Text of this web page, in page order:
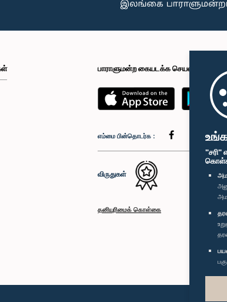
பாராளுமன்ற கையடக்க செயலி
எம்மை பின்தொடர்க :
விருதுகள்
தனியுரிமைக் கொள்கை